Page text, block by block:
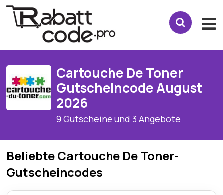
Cartouche De Toner
Gutscheincode August
2026
9 Gutscheine und 3 Angebote
Beliebte Cartouche De Toner-
Gutscheincodes